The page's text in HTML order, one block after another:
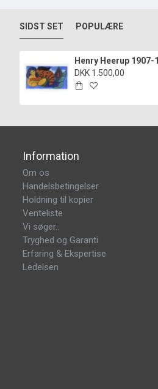
SIDST SET POPULÆRE
DKK 1.500,00
Information
Om os
Handelsbetingelser
Holdning til kopier
Venteliste
Vi søger..
Tryghed og Garanti
Erfaring & Ekspertise
Ledelsen